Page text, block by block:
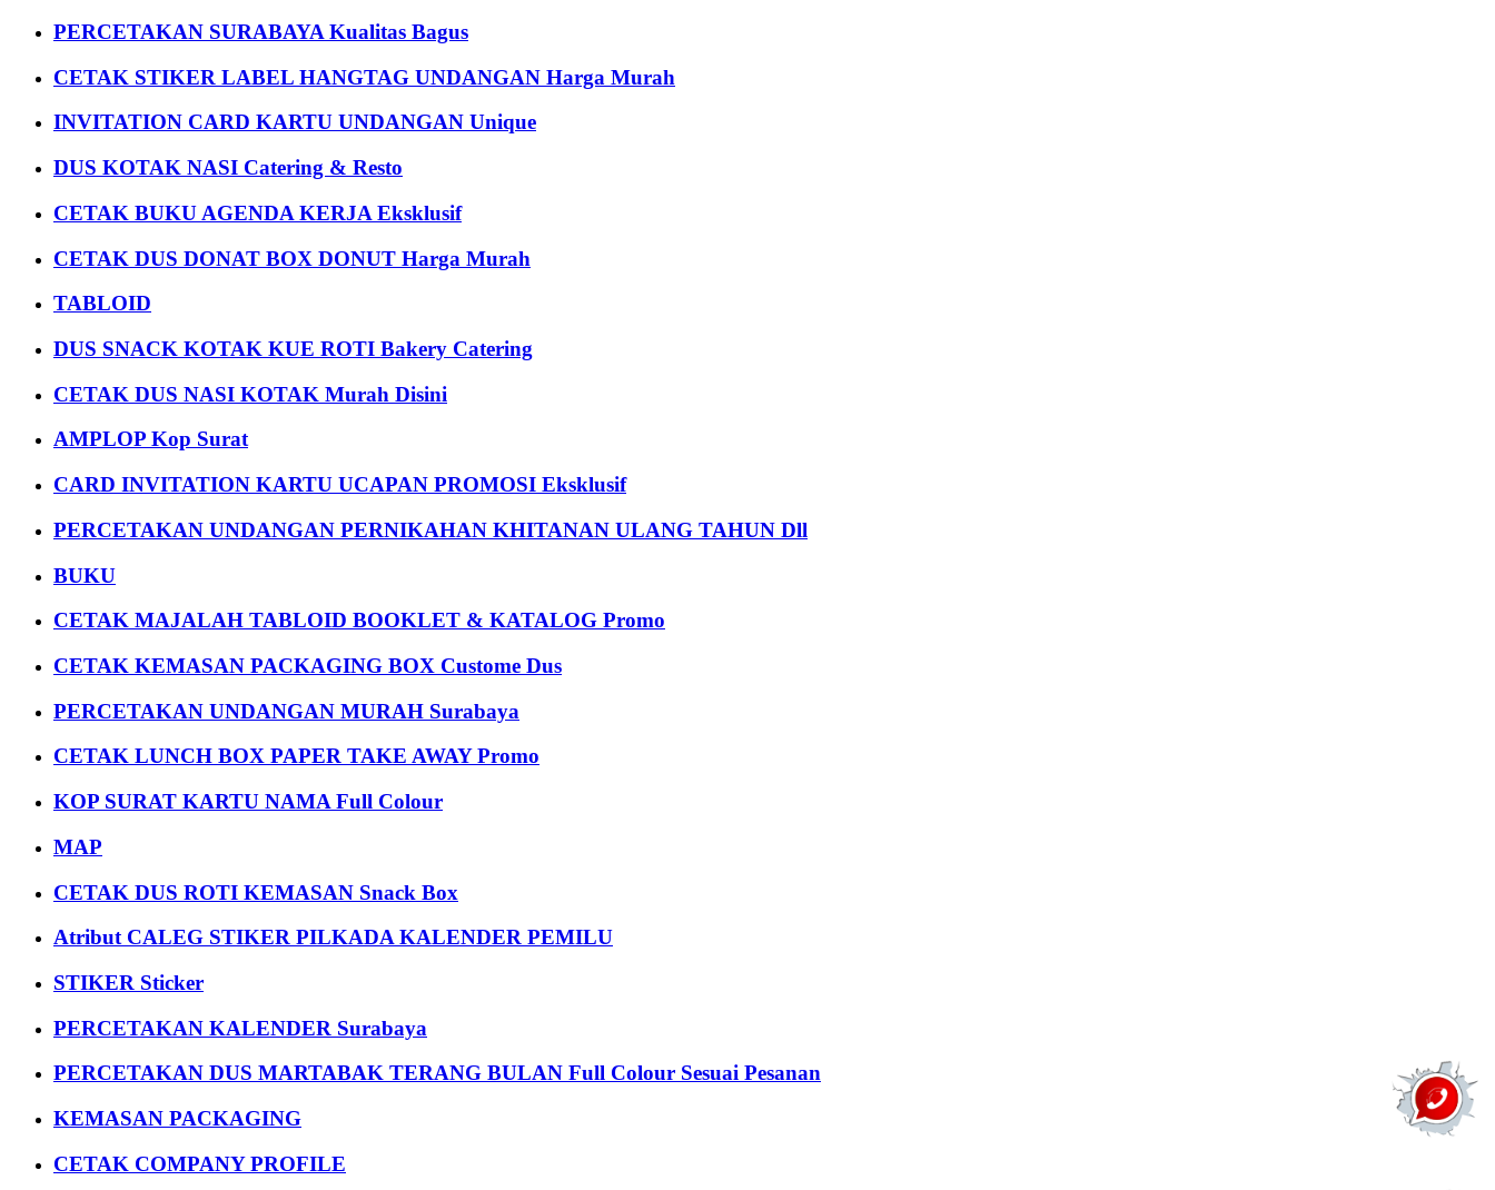
PERCETAKAN SURABAYA Kualitas Bagus
CETAK STIKER LABEL HANGTAG UNDANGAN Harga Murah
INVITATION CARD KARTU UNDANGAN Unique
DUS KOTAK NASI Catering & Resto
CETAK BUKU AGENDA KERJA Eksklusif
CETAK DUS DONAT BOX DONUT Harga Murah
TABLOID
DUS SNACK KOTAK KUE ROTI Bakery Catering
CETAK DUS NASI KOTAK Murah Disini
AMPLOP Kop Surat
CARD INVITATION KARTU UCAPAN PROMOSI Eksklusif
PERCETAKAN UNDANGAN PERNIKAHAN KHITANAN ULANG TAHUN Dll
BUKU
CETAK MAJALAH TABLOID BOOKLET & KATALOG Promo
CETAK KEMASAN PACKAGING BOX Custome Dus
PERCETAKAN UNDANGAN MURAH Surabaya
CETAK LUNCH BOX PAPER TAKE AWAY Promo
KOP SURAT KARTU NAMA Full Colour
MAP
CETAK DUS ROTI KEMASAN Snack Box
Atribut CALEG STIKER PILKADA KALENDER PEMILU
STIKER Sticker
PERCETAKAN KALENDER Surabaya
PERCETAKAN DUS MARTABAK TERANG BULAN Full Colour Sesuai Pesanan
KEMASAN PACKAGING
CETAK COMPANY PROFILE